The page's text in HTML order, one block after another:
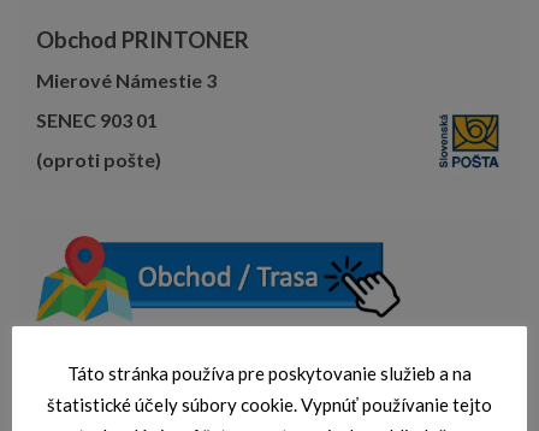
Obchod PRINTONER
Mierové Námestie 3
SENEC 903 01
(oproti pošte)
Táto stránka používa pre poskytovanie služieb a na
štatistické účely súbory cookie. Vypnúť používanie tejto